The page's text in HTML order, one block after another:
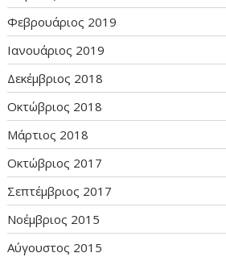
Φεβρουάριος 2019
Ιανουάριος 2019
Δεκέμβριος 2018
Οκτώβριος 2018
Μάρτιος 2018
Οκτώβριος 2017
Σεπτέμβριος 2017
Νοέμβριος 2015
Αύγουστος 2015